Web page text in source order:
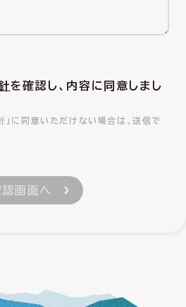
を確認し、内容に同意しまし
に同意いただけない場合は、送信で